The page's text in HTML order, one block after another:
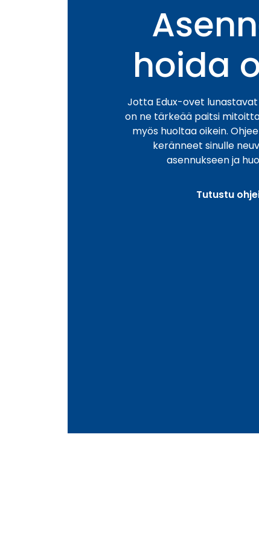
hoida
Jotta Edux-ovet
on ne tärkeää paitsi
myös huoltaa oikein.
keränneet sinulle
asennukseen ja
Tutustu